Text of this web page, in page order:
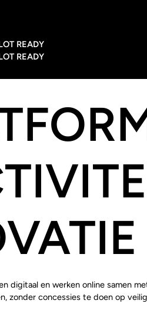
READY
READY
digitaal en werken online samen
zonder concessies te doen op